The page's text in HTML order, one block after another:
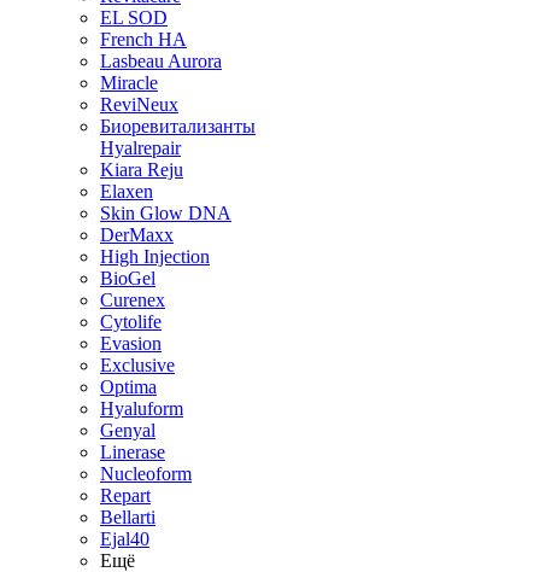
EL SOD
French HA
Lasbeau Aurora
Miracle
ReviNeux
Биоревитализанты
Hyalrepair
Kiara Reju
Elaxen
Skin Glow DNA
DerMaxx
High Injection
BioGel
Curenex
Cytolife
Evasion
Exclusive
Optima
Hyaluform
Genyal
Linerase
Nucleoform
Repart
Bellarti
Ejal40
Ещё